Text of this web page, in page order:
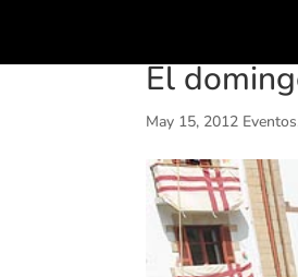
El
May 15, 2012 Eventos